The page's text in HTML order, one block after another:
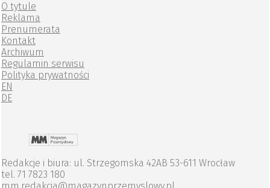
O tytule
Reklama
Prenumerata
Kontakt
Archiwum
Regulamin serwisu
Polityka prywatności
EN
DE
Redakcje i biura: ul. Strzegomska 42AB 53-611 Wrocław
tel. 71 7823 180